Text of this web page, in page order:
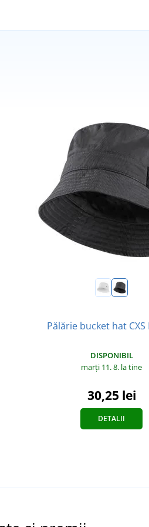
Pălărie bucket hat CXS
DISPONIBIL
marți 11. 8. la tine
30,25 lei
DETALII